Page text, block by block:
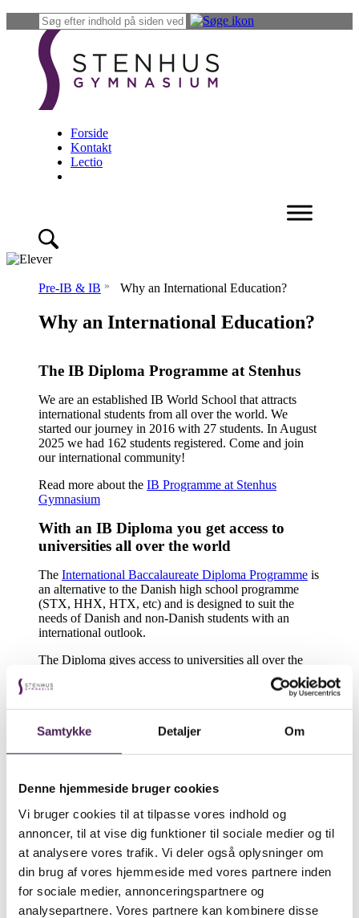
Samtykke Detaljer Om
Denne hjemmeside bruger cookies
Vi bruger cookies til at tilpasse vores indhold og
annoncer, til at vise dig funktioner til sociale medier og til
at analysere vores trafik. Vi deler også oplysninger om
din brug af vores hjemmeside med vores partnere inden
for sociale medier, annonceringspartnere og
analysepartnere. Vores partnere kan kombinere disse
Forside
Kontakt
Lectio
Pre-IB & IB » Why an International Education?
Why an International Education?
The IB Diploma Programme at Stenhus
We are an established IB World School that attracts
international students from all over the world. We
started our journey in 2016 with 27 students. In August
2025 we had 162 students registered. Come and join
our international community!
Read more about the IB Programme at Stenhus
Gymnasium
With an IB Diploma you get access to
universities all over the world
The International Baccalaureate Diploma Programme is
an alternative to the Danish high school programme
(STX, HHX, HTX, etc) and is designed to suit the
needs of Danish and non-Danish students with an
international outlook.
The Diploma gives access to universities all over the
world, including all further education programmes in
Denmark, and it is possible for students to transfer
ThePre-IB
is a 1-year course designed to give access to
Danish students alike.
10 Reasons why the IB Diploma Programme is ideal